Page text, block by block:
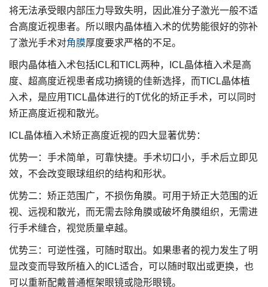
将无法承受眼内部压力导致失明，因此准分子激光一般不适
合高度近视患者。所以眼内晶体植入术的优势能很好的弥补
了激光手术对角膜厚度要求严格的不足。
眼内晶体植入术包括ICL和TICL两种，ICL晶体植入术是高
度、超高度近视患者成功摘镜的佳新选择，而TICL晶体植
入术，是应用TICL晶体进行的T优化的矫正手术，可以同时
矫正高度近视和散光。
ICL晶体植入术矫正高度近视的四大显著优势：
优势一：手术简单，可靠快捷。手术切口小，手术后立即见
效，不会改变眼球组织的结构和形状。
优势二：矫正范围广，不损伤角膜。可用于矫正大范围的近
视、远视和散光，而无需去除角膜或破坏角膜组织，无需进
行手术缝合，视觉质量卓越。
优势三：可逆性强，可随时取出。如果患者的视力发生了明
显改变而导致所植入的ICL适合，可以随时取出或更换，也
可以重新配戴普通框架眼镜或隐形眼镜。